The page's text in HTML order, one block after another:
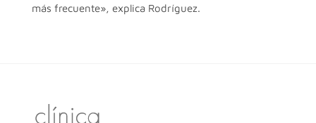
más frecuente», explica Rodríguez.